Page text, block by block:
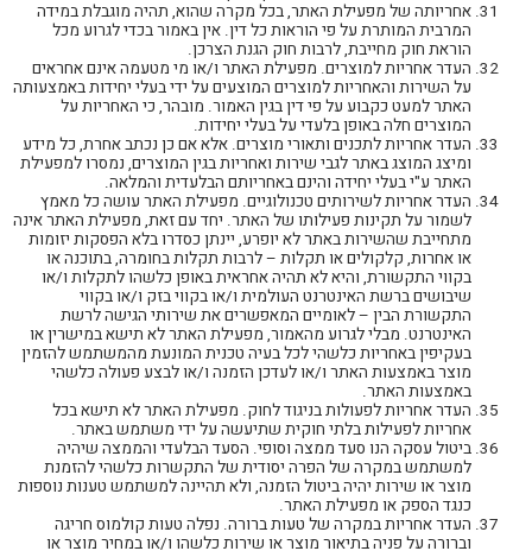
אחריותה של מפעילת האתר, בכל מקרה שהוא, תהיה מוגבלת במידה
המרבית המותרת על פי הוראות כל דין. אין באמור בכדי לגרוע מכל
הוראת חוק מחייבת, לרבות חוק הגנת הצרכן.
העדר אחריות למוצרים. מפעילת האתר ו/או מי מטעמה אינם אחראים
על השירות והאחריות למוצרים המוצעים על ידי בעלי יחידות באמצעותה
האתר למעט כקבוע על פי דין בגין האמור. מובהר, כי האחריות על
המוצרים חלה באופן בלעדי על בעלי יחידות.
העדר אחריות לתכנים ותאורי מוצרים. אלא אם כן נכתב אחרת, כל מידע
ומיצג המוצג באתר לגבי שירות ואחריות בגין המוצרים, נמסרו למפעילת
האתר ע"י בעלי יחידה והינם באחריותם הבלעדית והמלאה.
העדר אחריות לשירותים טכנולוגיים. מפעילת האתר עושה כל מאמץ
לשמור על תקינות פעילותו של האתר. יחד עם זאת, מפעילת האתר אינה
מתחייבת שהשירות באתר לא יופרע, יינתן כסדרו בלא הפסקות יזומות
או אחרות, קלקולים או תקלות – לרבות תקלות בחומרה, בתוכנה או
בקווי התקשורת, והיא לא תהיה אחראית באופן כלשהו לתקלות ו/או
שיבושים ברשת האינטרנט העולמית ו/או בקווי בזק ו/או בקווי
התקשורת הבין – לאומיים המאפשרים את שירותי הגישה לרשת
האינטרנט. מבלי לגרוע מהאמור, מפעילת האתר לא תישא במישרין או
בעקיפין באחריות כלשהי לכל בעיה טכנית המונעת מהמשתמש להזמין
מוצר באמצעות האתר ו/או לעדכן הזמנה ו/או לבצע פעולה כלשהי
באמצעות האתר.
העדר אחריות לפעולות בניגוד לחוק. מפעילת האתר לא תישא בכל
אחריות לפעילות בלתי חוקית שתיעשה על ידי משתמש באתר.
ביטול עסקה הנו סעד ממצה וסופי. הסעד הבלעדי והממצה שיהיה
למשתמש במקרה של הפרה יסודית של התקשרות כלשהי להזמנת
מוצר או שירות יהיה ביטול הזמנה, ולא תהיינה למשתמש טענות נוספות
כנגד הספק או מפעילת האתר.
העדר אחריות במקרה של טעות ברורה. נפלה טעות קולמוס חריגה
וברורה על פניה בתיאור מוצר או שירות כלשהו ו/או במחיר מוצר או